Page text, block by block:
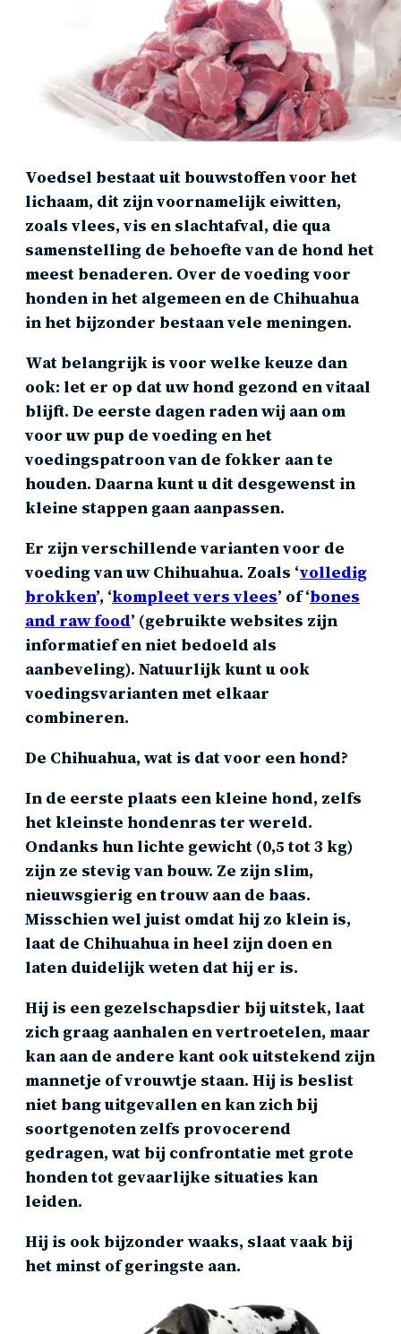
Voedsel bestaat uit bouwstoffen voor het
lichaam, dit zijn voornamelijk eiwitten,
zoals vlees, vis en slachtafval, die qua
samenstelling de behoefte van de hond het
meest benaderen. Over de voeding voor
honden in het algemeen en de Chihuahua
in het bijzonder bestaan vele meningen.
Wat belangrijk is voor welke keuze dan
ook: let er op dat uw hond gezond en vitaal
blijft. De eerste dagen raden wij aan om
voor uw pup de voeding en het
voedingspatroon van de fokker aan te
houden. Daarna kunt u dit desgewenst in
kleine stappen gaan aanpassen.
Er zijn verschillende varianten voor de
voeding van uw Chihuahua. Zoals ‘volledig
brokken’, ‘kompleet vers vlees’ of ‘bones
and raw food’ (gebruikte websites zijn
informatief en niet bedoeld als
aanbeveling). Natuurlijk kunt u ook
voedingsvarianten met elkaar
combineren.
De Chihuahua, wat is dat voor een hond?
In de eerste plaats een kleine hond, zelfs
het kleinste hondenras ter wereld.
Ondanks hun lichte gewicht (0,5 tot 3 kg)
zijn ze stevig van bouw. Ze zijn slim,
nieuwsgierig en trouw aan de baas.
Misschien wel juist omdat hij zo klein is,
laat de Chihuahua in heel zijn doen en
laten duidelijk weten dat hij er is.
Hij is een gezelschapsdier bij uitstek, laat
zich graag aanhalen en vertroetelen, maar
kan aan de andere kant ook uitstekend zijn
mannetje of vrouwtje staan. Hij is beslist
niet bang uitgevallen en kan zich bij
soortgenoten zelfs provocerend
gedragen, wat bij confrontatie met grote
honden tot gevaarlijke situaties kan
leiden.
Hij is ook bijzonder waaks, slaat vaak bij
het minst of geringste aan.